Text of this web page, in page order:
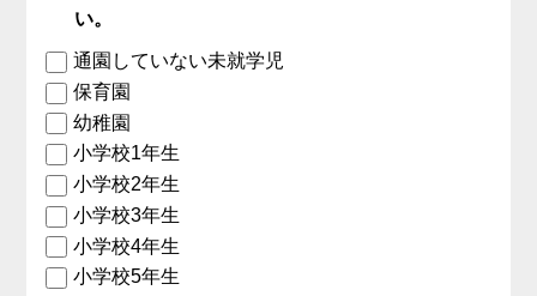
い。
通園していない未就学児
保育園
幼稚園
小学校1年生
小学校2年生
小学校3年生
小学校4年生
小学校5年生